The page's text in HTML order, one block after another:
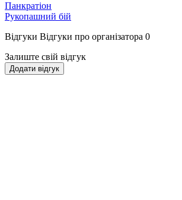
Панкратіон
Рукопашний бій
Відгуки Відгуки про організатора 0
Залиште свій відгук
Додати відгук